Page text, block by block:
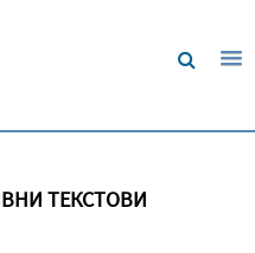
ТЕКСТОВИ